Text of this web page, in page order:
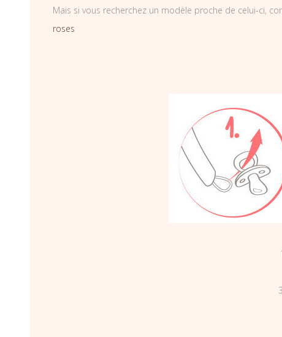
Mais si vous recherchez un modèle proche de celui-ci,
roses